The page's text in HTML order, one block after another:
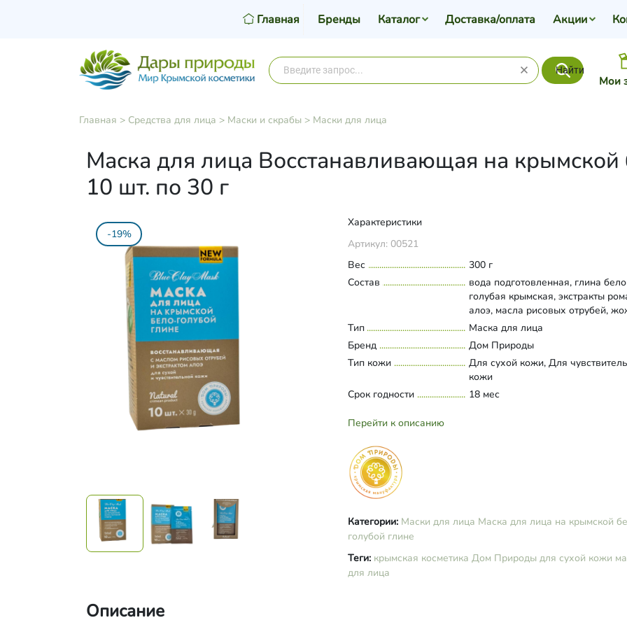
Найти
Мои
Главная Бренды Каталог Доставка/оплата Акции
Главная > Средства для лица > Маски и скрабы> Маски для лица
Маска для лица Восстанавливающая на крымской
10 шт. по 30 г
-19%
Характеристики
Артикул: 00521
Вес
300 г
Состав
вода подготовленная, глина
голубая крымская, экстракты
алоэ, масла рисовых отрубей,
эфиры полиглицерина,
жирных кислот, кислота
пантенол, аллантоин, сорбитан
овсяная мука, кислота янтарная,
бензиловый спирт, сорбиновая
бензойная кислота,
Развернуть состав
Тип
Маска для лица
Бренд
Дом Природы
Тип кожи
Для сухой кожи, Для
кожи
Срок годности
18 мес
Перейти к описанию
Категории: Маски для лица Маска для лица на крымской
голубой глине
Теги: крымская косметика Дом Природы для сухой кожи
для лица
Описание